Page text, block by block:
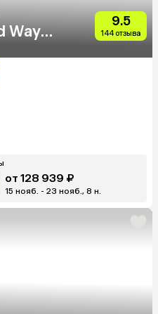
Way
9.5
144 отзыва
от 128 939 ₽
15 нояб. - 23 нояб., 8 н.